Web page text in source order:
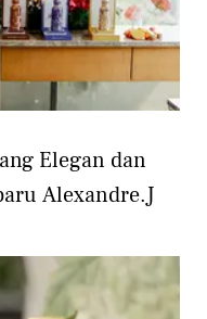
Elegan dan
Alexandre.J